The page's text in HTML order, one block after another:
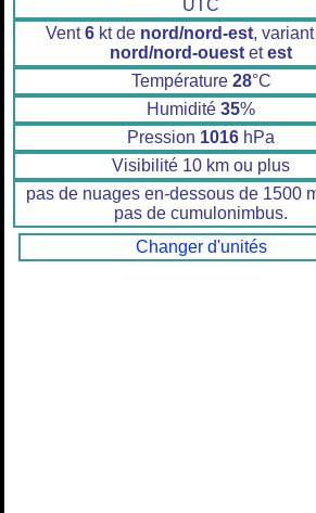
UTC
Vent6kt de nord/nord-est,
nord/nord-ouest etest
Température 28°C
Humidité 35%
Pression 1016 hPa
Visibilité 10 km ou plus
pas de nuages en-dessous de 1500
pas de cumulonimbus.
Changer d'unités